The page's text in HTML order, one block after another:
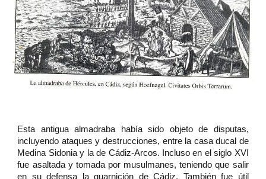
Esta antigua almadraba había sido objeto de disputas,
incluyendo ataques y destrucciones, entre la casa ducal de
Medina Sidonia y la de Cádiz-Arcos. Incluso en el siglo XVI
fue asaltada y tomada por musulmanes, teniendo que salir
en su defensa la guarnición de Cádiz. También fue útil